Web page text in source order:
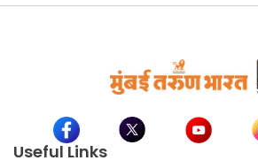
Useful Links